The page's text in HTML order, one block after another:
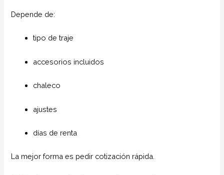
Depende de:
tipo de traje
accesorios incluidos
chaleco
ajustes
días de renta
La mejor forma es pedir cotización rápida.